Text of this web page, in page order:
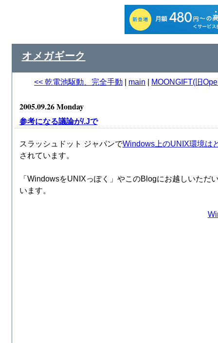
オメガギーク
<< 乾電池駆動、完全手動 main MOONGIFT(旧
2005.09.26 Monday
参考になる議論が/.Jで
スラッシュドット ジャパンでWindows上のUNIX環境は
されています。
「WindowsをUNIXっぽく」やこのBlogにお越しいただ
います。